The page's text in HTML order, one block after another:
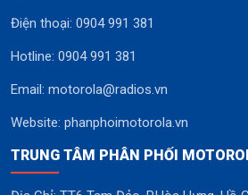
Điện thoại: 0904 991 381
Hotline: 0904 991 381
Email: motorola@radios.vn
Website: phanphoimotorola.vn
TRUNG TÂM PHÂN PHỐI